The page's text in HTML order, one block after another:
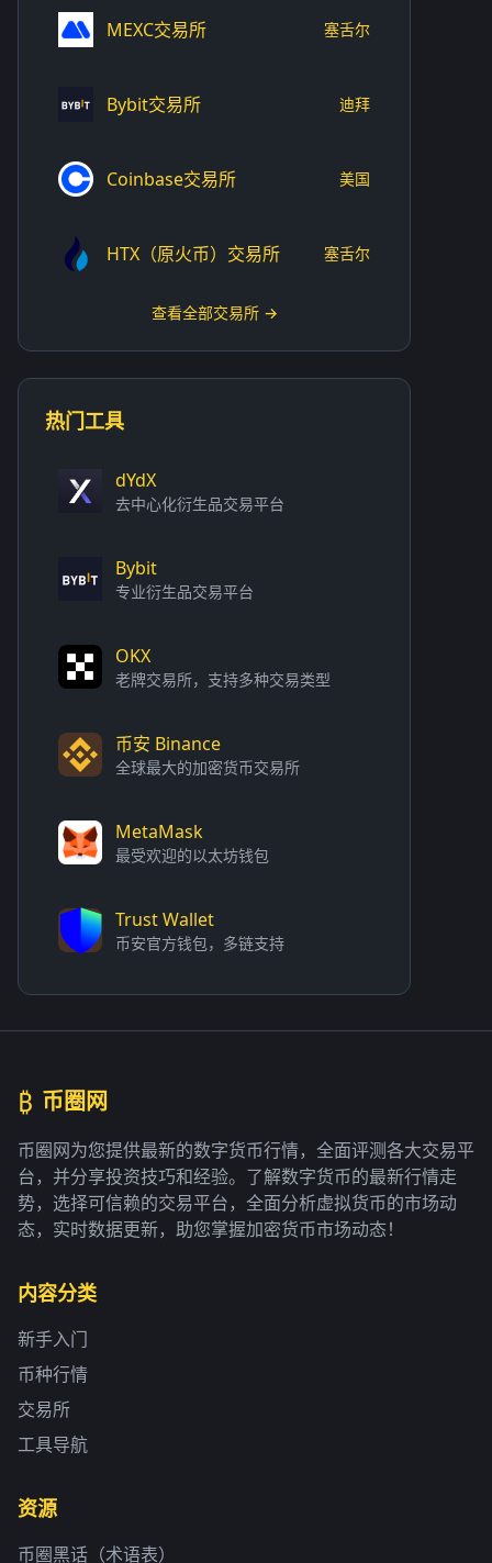
MEXC交易所 塞舌尔
Bybit交易所 迪拜
Coinbase交易所 美国
HTX（原火币）交易所 塞舌尔
查看全部交易所 →
热门工具
dYdX
去中心化衍生品交易平台
Bybit
专业衍生品交易平台
OKX
老牌交易所，支持多种交易类型
币安 Binance
全球最大的加密货币交易所
MetaMask
最受欢迎的以太坊钱包
Trust Wallet
币安官方钱包，多链支持
₿ 币圈网
币圈网为您提供最新的数字货币行情，全面评测各大交易平
台，并分享投资技巧和经验。了解数字货币的最新行情走
势，选择可信赖的交易平台，全面分析虚拟货币的市场动
态，实时数据更新，助您掌握加密货币市场动态！
内容分类
新手入门
币种行情
交易所
工具导航
资源
币圈黑话（术语表）